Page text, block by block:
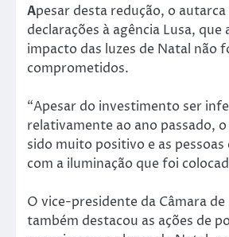
Apesar desta redução, o
declarações à agência Lusa, que
impacto das luzes de Natal não
comprometidos.
“Apesar do investimento ser
relativamente ao ano passado,
sido muito positivo e as
com a iluminação que foi
O vice-presidente da Câmara
também destacou as ações de